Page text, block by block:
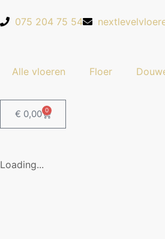
075 204 75 54
Alle vloeren Floer
€ 0,00 0
Loading...